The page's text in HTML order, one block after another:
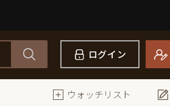
ログイン
ウォッチリスト